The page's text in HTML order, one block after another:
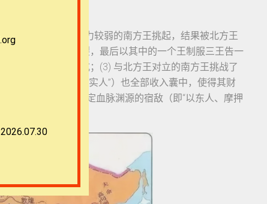
生一场战争：由实力较弱的南方王挑起，结果被北方王
营中，将出现分裂，最后以其中的一个王制服三王告一
了圣殿的献祭仪式；(3) 与北方王对立的南方王挑战了
（即“利比亚人和古实人”）也全部收入囊中，使得其财
，但与以色列有一定血脉渊源的宿敌（即“以东人、摩押
2026.07.30